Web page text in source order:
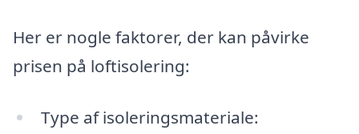
Her er nogle faktorer, der kan påvirke
prisen på loftisolering:
Type af isoleringsmateriale: